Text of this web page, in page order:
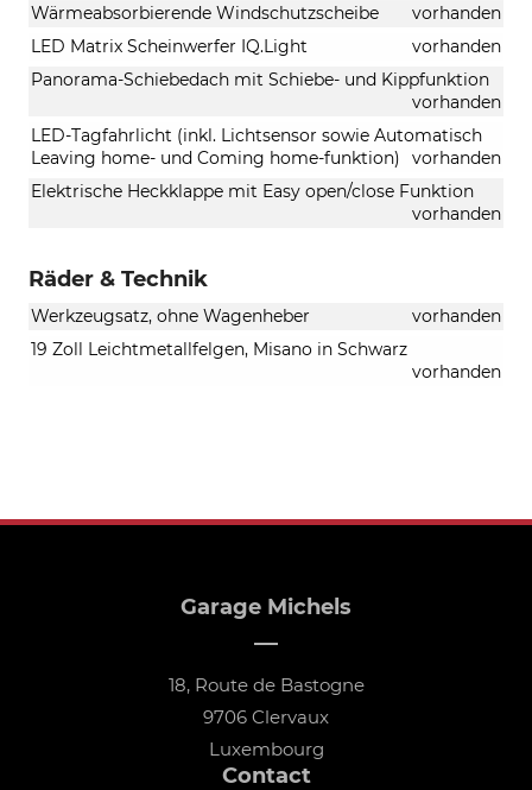
Wärmeabsorbierende Windschutzscheibe
vorhanden
LED Matrix Scheinwerfer IQ.Light
vorhanden
Panorama-Schiebedach mit Schiebe- und Kippfunktion
vorhanden
LED-Tagfahrlicht (inkl. Lichtsensor sowie Automatisch
Leaving home- und Coming home-funktion)
vorhanden
Elektrische Heckklappe mit Easy open/close Funktion
vorhanden
Räder & Technik
Werkzeugsatz, ohne Wagenheber
vorhanden
19 Zoll Leichtmetallfelgen, Misano in Schwarz
vorhanden
Garage Michels
18, Route de Bastogne
9706 Clervaux
Luxembourg
Contact